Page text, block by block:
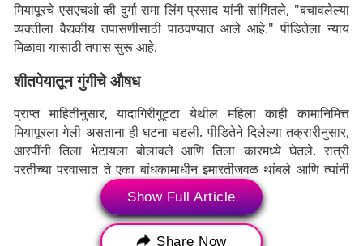
मियापूरचे एसएचओ व्ही दुर्गा रामा लिंग प्रसाद यांनी सांगितले, "बचावलेल्या
व्यक्तीला वैद्यकीय तपासणीसाठी पाठवण्यात आले आहे." पीडितेला न्याय
मिळावा यासाठी तपास सुरू आहे.
शीतपेयातून गुंगीचे औषध
प्राप्त माहितीनुसार, यादागिरीगुट्टा येथील महिला काही कामानिमित्त
मियापूरला गेली असताना ही घटना घडली. पीडितेने दिलेल्या तक्रारीनुसार,
आरपींनी तिला भेटायला बोलावले आणि तिला कारमध्ये घेतले. रात्री
परतीच्या प्रवासात ते एका बांधकामाधीन इमारतीजवळ थांबले आणि त्यांनी
त्यांची कार खराब झाल्याचा दावा केला. आरोपींनी महिलेला (पीडिता) जेवण
देऊ केले. मात्र, तिने नाकारले. त्यांनी तिला शीतपेय दिले. जे तिने स्वीकारले.
शीतपेय प्यायल्यानंतर काहीच वेळात तिला चक्कर आली. तेव्हाच तिला
Show Full Article
Share Now